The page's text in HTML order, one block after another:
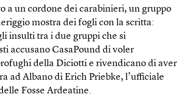
a un cordone dei carabinieri, un gruppo
mostra dei fogli con la scritta:
insulti tra i due gruppi che si
accusano CasaPound di voler
della Diciotti e rivendicano di aver
ad Albano di Erich Priebke, l’ufficiale
Fosse Ardeatine.